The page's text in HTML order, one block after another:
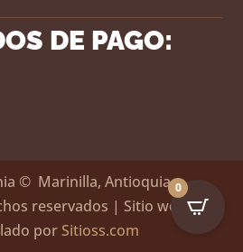
DE PAGO:
© Marinilla, Antioquia –
reservados | Sitio web
porSitioss.com
0